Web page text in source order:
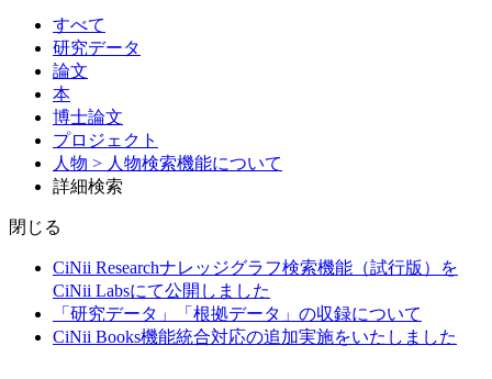
すべて
研究データ
論文
本
博士論文
プロジェクト
人物 > 人物検索機能について
詳細検索
閉じる
CiNii Researchナレッジグラフ検索機能（試行版）を
CiNii Labsにて公開しました
「研究データ」「根拠データ」の収録について
CiNii Books機能統合対応の追加実施をいたしました